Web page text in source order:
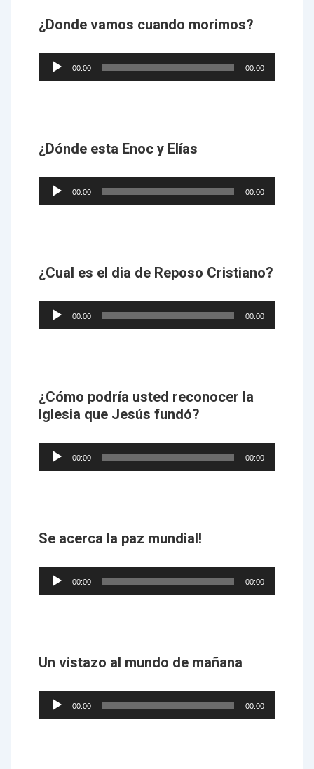
¿Donde vamos cuando morimos?
Audio
Player
00:00 00:00
¿Dónde esta Enoc y Elías
Audio
Player
00:00 00:00
¿Cual es el dia de Reposo Cristiano?
Audio
Player
00:00 00:00
¿Cómo podría usted reconocer la
Iglesia que Jesús fundó?
Audio
Player
00:00 00:00
Se acerca la paz mundial!
Audio
Player
00:00 00:00
Un vistazo al mundo de mañana
Audio
Player
00:00 00:00